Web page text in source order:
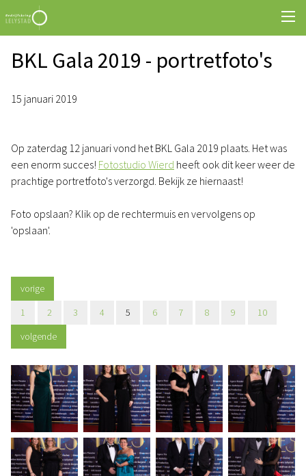
BKL Gala 2019 - portretfoto's
15 januari 2019
Op zaterdag 12 januari vond het BKL Gala 2019 plaats. Het was
een enorm succes! Fotostudio Wierd heeft ook dit keer weer de
prachtige portretfoto's verzorgd. Bekijk ze hiernaast!
Foto opslaan? Klik op de rechtermuis en vervolgens op
'opslaan'.
vorige
1
2 3 4 5 6 7 8 9
10
volgende